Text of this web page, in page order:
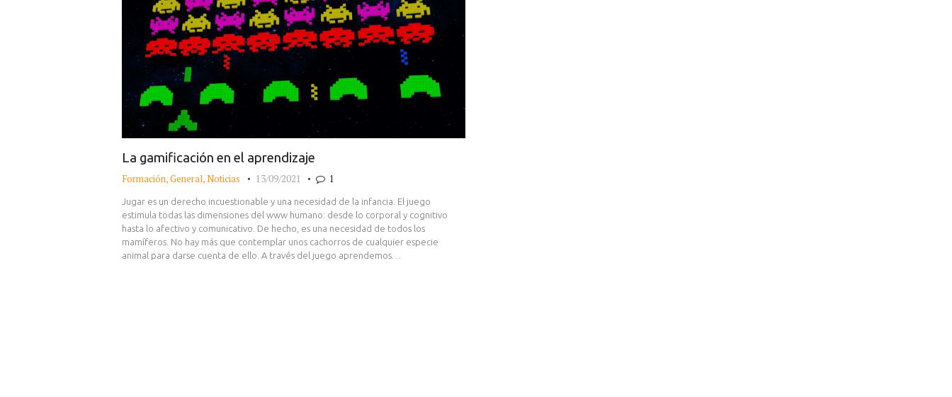
La gamificación en el aprendizaje
Formación,General,Noticias 13/09/2021 1
Jugar es un derecho incuestionable y una necesidad de la infancia. El juego
estimula todas las dimensiones del www humano: desde lo corporal y cognitivo
hasta lo afectivo y comunicativo. De hecho, es una necesidad de todos los
mamíferos. No hay más que contemplar unos cachorros de cualquier especie
animal para darse cuenta de ello. A través del juego aprendemos…